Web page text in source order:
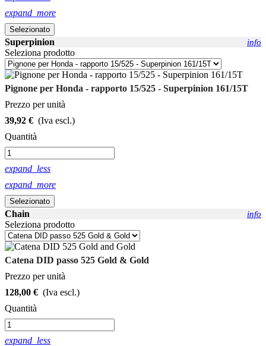
expand_more
Selezionato
Superpinion info
Seleziona prodotto
Pignone per Honda - rapporto 15/525 - Superpinion 161/15T
Prezzo per unità
39,92 € (Iva escl.)
Quantità
expand_less
expand_more
Selezionato
Chain info
Seleziona prodotto
Catena DID passo 525 Gold & Gold
Prezzo per unità
128,00 € (Iva escl.)
Quantità
expand_less